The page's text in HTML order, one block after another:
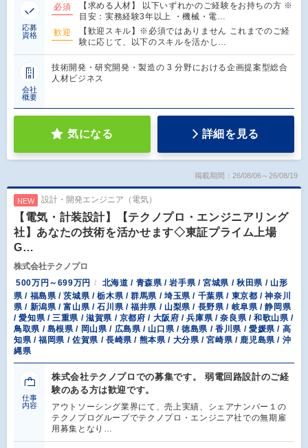
応募
資格
必須
【求める人材】 以下いずれかのご経験をお持ちの方 ※
目安：実務経験3年以上 ・機械・電…
歓迎
【歓迎スキル】※必須ではありません これまでのご経
験に応じて、以下のスキルを活かし…
会社
概要
技術開発・研究開発・製造の 3 分野における企画提案型総合
人材ビジネス
気になる 詳細を見る
掲載期間：26/08/06～26/08/19
NEW 設計・開発エンジニア（電気）
【電気・計装設計】【テクノプロ・エンジニアリング
社】あなたの技術を活かせます◇東証プライム上場
G…
株式会社テクノプロ
500万円～699万円
北海道 / 青森県 / 岩手県 / 宮城県 / 秋田県 / 山形
県 / 福島県 / 茨城県 / 栃木県 / 群馬県 / 埼玉県 / 千葉県 / 東京都 / 神奈川
県 / 新潟県 / 富山県 / 石川県 / 福井県 / 山梨県 / 長野県 / 岐阜県 / 静岡県
/ 愛知県 / 三重県 / 滋賀県 / 京都府 / 大阪府 / 兵庫県 / 奈良県 / 和歌山県 /
鳥取県 / 島根県 / 岡山県 / 広島県 / 山口県 / 徳島県 / 香川県 / 愛媛県 / 高
知県 / 福岡県 / 佐賀県 / 長崎県 / 熊本県 / 大分県 / 宮崎県 / 鹿児島県 / 沖
縄県
仕事
内容
株式会社テクノプロでの募集です。 弱電回路設計のご経
験のある方は歓迎です。
アウトソーシング業界にて、売上実績、シェアナンバー１の
テクノプログループでテクノプロ・エンジニア社での無期雇
用募集となり…